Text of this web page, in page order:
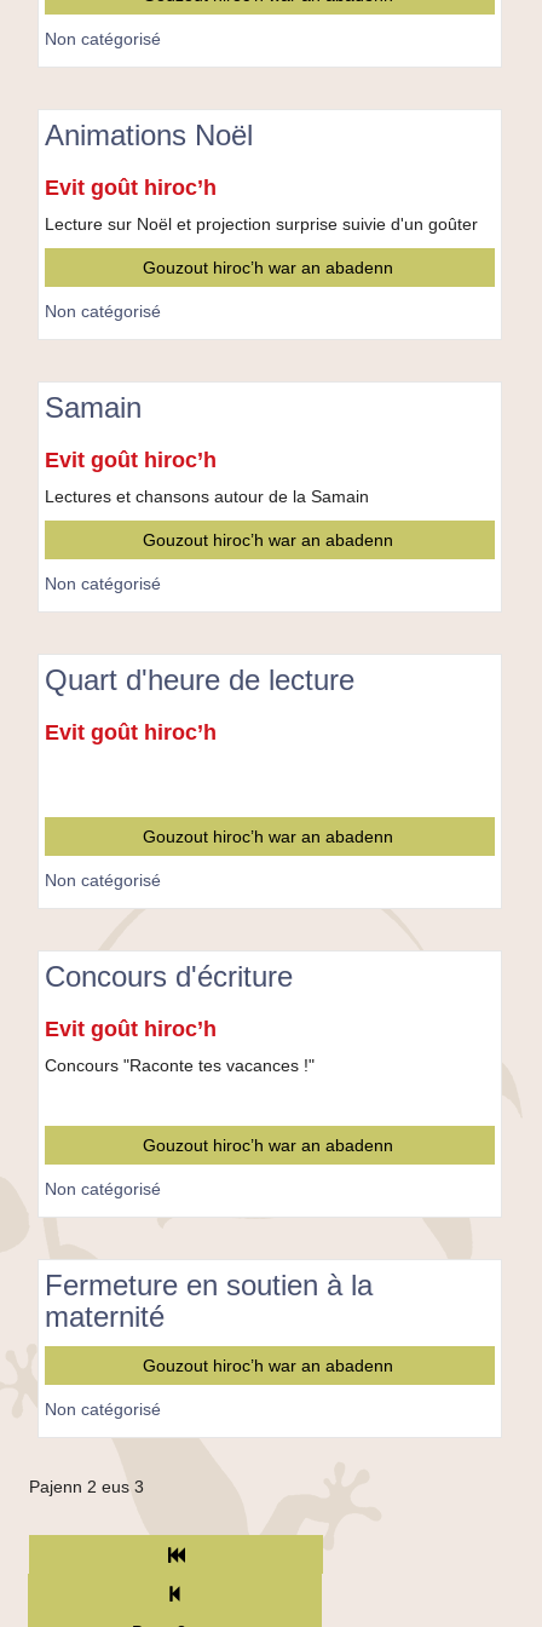
Non catégorisé
Animations Noël
Animations
Noël
Evit goût hiroc’h
Lecture sur Noël et projection surprise suivie d'un goûter
Gouzout hiroc’h war an abadenn
Non catégorisé
Samain
Evit goût hiroc’h
Lectures et chansons autour de la Samain
Gouzout hiroc’h war an abadenn
Non catégorisé
Quart d'heure de lecture
d'heure
Evit goût hiroc’h
Gouzout hiroc’h war an abadenn
Non catégorisé
Concours d'écriture
d'écriture
Evit goût hiroc’h
Concours "Raconte tes vacances !"
Gouzout hiroc’h war an abadenn
Non catégorisé
Fermeture en soutien à la
maternité
soutien
maternité
Gouzout hiroc’h war an abadenn
Non catégorisé
Pajenn 2 eus 3
TPL_C3RB_RGAA_PAGE_PREM_SR
TPL_C3RB_RGAA_PAGE_PREC_SR